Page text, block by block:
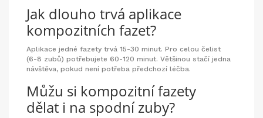
Jak dlouho trvá aplikace
kompozitních fazet?
Aplikace jedné fazety trvá 15-30 minut. Pro celou čelist
(6-8 zubů) potřebujete 60-120 minut. Většinou stačí jedna
návštěva, pokud není potřeba předchozí léčba.
Můžu si kompozitní fazety
dělat i na spodní zuby?